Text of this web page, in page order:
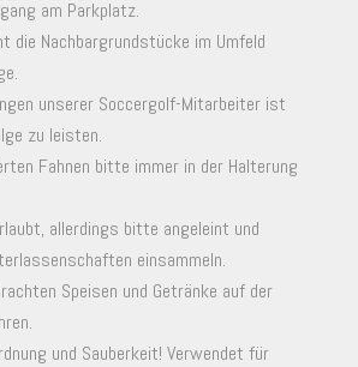
am Parkplatz.
die Nachbargrundstücke im Umfeld
unserer Soccergolf-Mitarbeiter ist
zu leisten.
Fahnen bitte immer in der Halterung
allerdings bitte angeleint und
einsammeln.
Speisen und Getränke auf der
und Sauberkeit! Verwendet für